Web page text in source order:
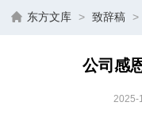
东方文库 > 致辞稿 >
公司感
2025-